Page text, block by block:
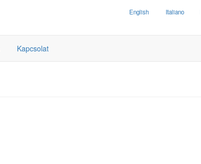
English Italiano
Kapcsolat